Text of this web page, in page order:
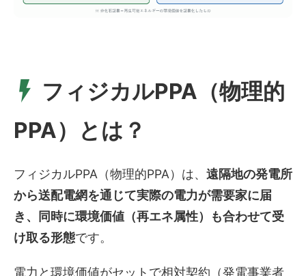
フィジカルPPA（物理的
PPA）とは？
フィジカルPPA（物理的PPA）は、 遠隔地の発電所
から送配電網を通じて実際の電力が需要家に届
き、同時に環境価値（再エネ属性）も合わせて受
け取る形態です。
電力と環境価値がセットで相対契約（発電事業者